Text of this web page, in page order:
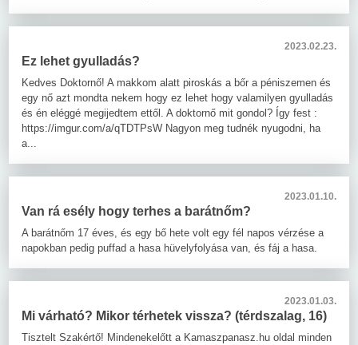
2023.02.23.
Ez lehet gyulladás?
Kedves Doktornő! A makkom alatt piroskás a bőr a péniszemen és
egy nő azt mondta nekem hogy ez lehet hogy valamilyen gyulladás
és én eléggé megijedtem ettől. A doktornő mit gondol? Így fest :
https://imgur.com/a/qTDTPsW Nagyon meg tudnék nyugodni, ha
a...
2023.01.10.
Van rá esély hogy terhes a barátnőm?
A barátnőm 17 éves, és egy bő hete volt egy fél napos vérzése a
napokban pedig puffad a hasa hüvelyfolyása van, és fáj a hasa.
2023.01.03.
Mi várható? Mikor térhetek vissza? (térdszalag, 16)
Tisztelt Szakértő! Mindenekelőtt a Kamaszpanasz.hu oldal minden